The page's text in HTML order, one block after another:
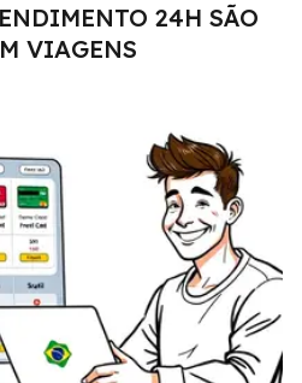
24H SÃO
VIAGENS